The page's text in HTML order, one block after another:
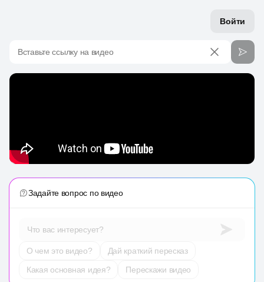
Войти
Вставьте ссылку на видео
Задайте вопрос по видео
Что вас интересует?
О чем это видео?
Дай краткий пересказ
Какая основная идея?
Перескажи видео